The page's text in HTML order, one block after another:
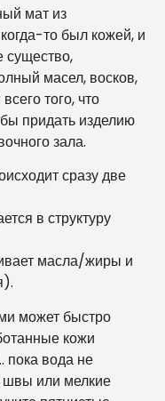
мат из
то был кожей, и
существо,
масел, восков,
того, что
придать изделию
зала.
сразу две
в структуру
масла/жиры и
может быстро
кожи
пока вода не
швы или мелкие